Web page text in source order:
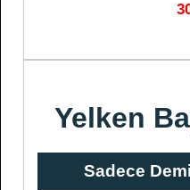
Yelken
Sadece